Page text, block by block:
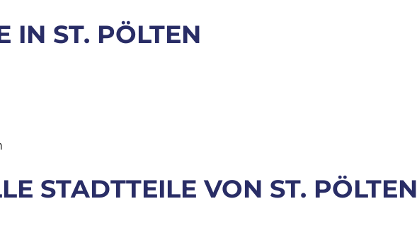
IN ST. PÖLTEN
STADTTEILE VON ST. PÖLTEN